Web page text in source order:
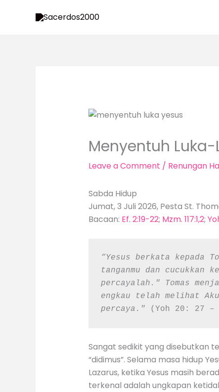
Menyentuh Luka-
Leave a Comment / Renungan
Sabda Hidup
Jumat, 3 Juli 2026, Pesta St.
Bacaan: Ef. 2:19-22; Mzm. 117:1,2;
“Yesus berkata
tanganmu dan cucukkan
percayalah." Tomas
engkau telah melihat
percaya." (Yoh 20: 27 –
Sangat sedikit yang disebutkan
“didimus”. Selama masa hidup
Lazarus, ketika Yesus masih
terkenal adalah ungkapan